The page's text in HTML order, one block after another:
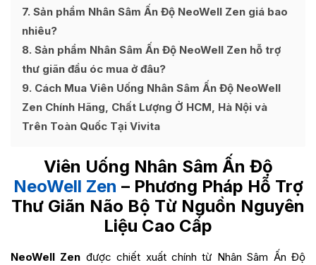
7 Sản phẩm Nhân Sâm Ấn Độ NeoWell Zen giá bao
nhiêu?
8 Sản phẩm Nhân Sâm Ấn Độ NeoWell Zen hỗ trợ
thư giãn đầu óc mua ở đâu?
9 Cách Mua Viên Uống Nhân Sâm Ấn Độ NeoWell
Zen Chính Hãng, Chất Lượng Ở HCM, Hà Nội và
Trên Toàn Quốc Tại Vivita
Viên Uống Nhân Sâm Ấn Độ
NeoWell Zen – Phương Pháp Hỗ Trợ
Thư Giãn Não Bộ Từ Nguồn Nguyên
Liệu Cao Cấp
NeoWell Zen được chiết xuất chính từ Nhân Sâm Ấn Độ